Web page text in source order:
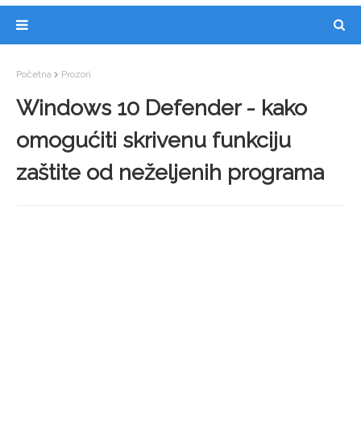
Početna Prozori
Windows 10 Defender - kako
omogućiti skrivenu funkciju
zaštite od neželjenih programa